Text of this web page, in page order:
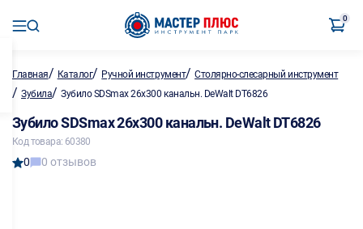
0
Главная/ Каталог/ Ручной инструмент/Столярно-слесарный инструмент
/ Зубила/Зубило SDSmax 26х300 канальн. DeWalt DT6826
Зубило SDSmax 26х300 канальн. DeWalt DT6826
Код товара: 60380
0 0 отзывов